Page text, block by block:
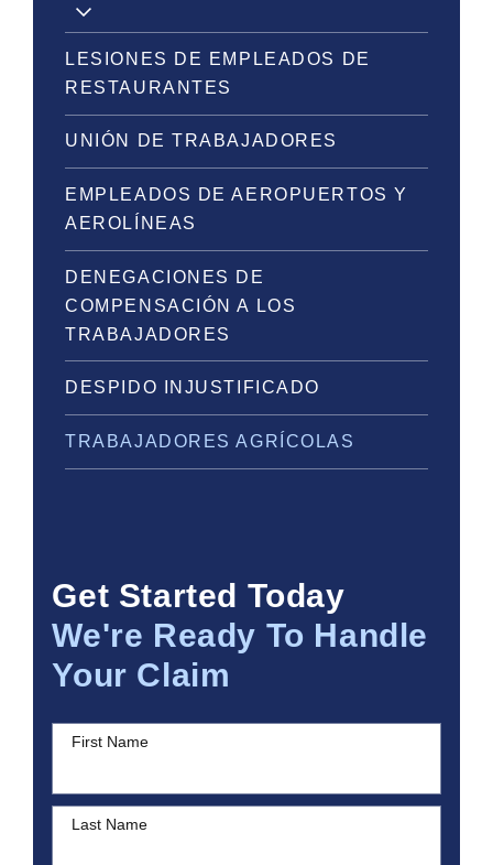
LESIONES DE EMPLEADOS DE
RESTAURANTES
UNIÓN DE TRABAJADORES
EMPLEADOS DE AEROPUERTOS Y
AEROLÍNEAS
DENEGACIONES DE
COMPENSACIÓN A LOS
TRABAJADORES
DESPIDO INJUSTIFICADO
TRABAJADORES AGRÍCOLAS
Get Started Today
We're Ready To Handle
Your Claim
First Name
Last Name